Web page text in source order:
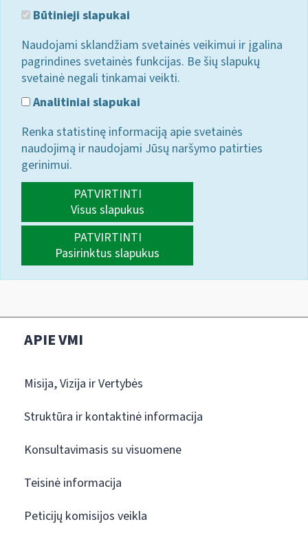
Būtinieji slapukai
Naudojami sklandžiam svetainės veikimui ir įgalina
pagrindines svetainės funkcijas. Be šių slapukų
svetainė negali tinkamai veikti.
Analitiniai slapukai
Renka statistinę informaciją apie svetainės
naudojimą ir naudojami Jūsų naršymo patirties
gerinimui.
PATVIRTINTI
Visus slapukus
PATVIRTINTI
Pasirinktus slapukus
APIE VMI
Misija, Vizija ir Vertybės
Struktūra ir kontaktinė informacija
Konsultavimasis su visuomene
Teisinė informacija
Peticijų komisijos veikla